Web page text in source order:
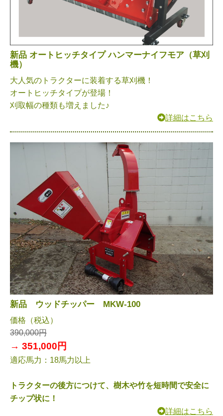
新品 オートヒッチタイプ ハンマーナイフモア（草刈
機）
大人気のトラクターに装着する草刈機！
オートヒッチタイプが登場！
刈取幅の種類も増えました♪
詳細はこちら
新品 ウッドチッパー MKW-100
価格（税込）
390,000円
→ 351,000円
適応馬力：18馬力以上
トラクターの後方につけて、樹木や竹を短時間で安全に
チップ状に！
詳細はこちら